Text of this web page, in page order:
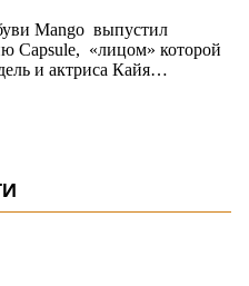
Mango выпустил
Capsule, «лицом» которой
и актриса Кайя…